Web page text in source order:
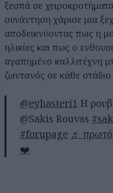
ξεσπά σε
συνάντηση χάρισε μια
αποδεικνύοντας πως η
ηλικίες και πως ο
αγαπημένο καλλιτέχνη
ζωντανός σε κάθε
@eyhasteri1 Η
@Sakis Rouvas
#forupage ♬
❤️